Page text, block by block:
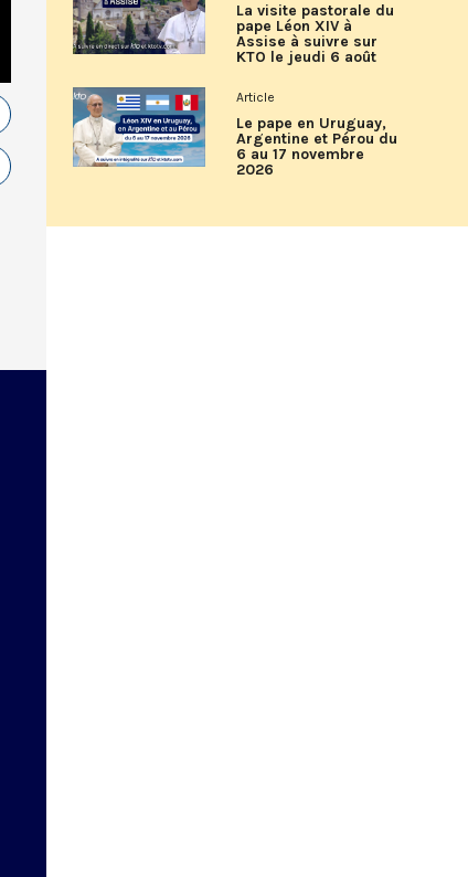
La visite pastorale du
pape Léon XIV à
Assise à suivre sur
KTO le jeudi 6 août
Article
Le pape en Uruguay,
Argentine et Pérou du
6 au 17 novembre
2026